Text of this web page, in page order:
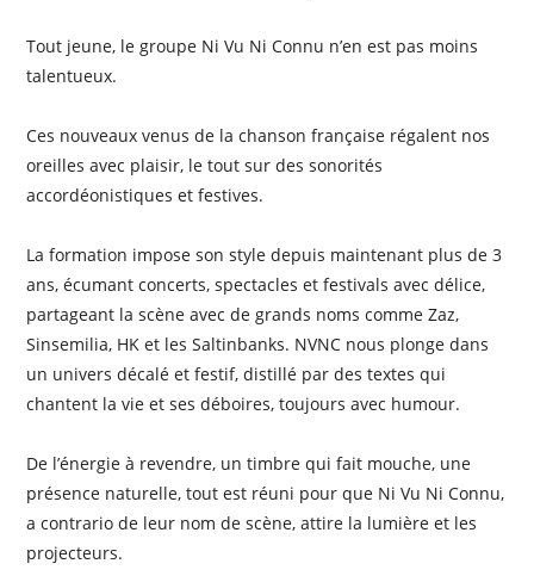
Tout jeune, le groupe Ni Vu Ni Connu n’en est pas moins
talentueux.
Ces nouveaux venus de la chanson française régalent nos
oreilles avec plaisir, le tout sur des sonorités
accordéonistiques et festives.
La formation impose son style depuis maintenant plus de 3
ans, écumant concerts, spectacles et festivals avec délice,
partageant la scène avec de grands noms comme Zaz,
Sinsemilia, HK et les Saltinbanks. NVNC nous plonge dans
un univers décalé et festif, distillé par des textes qui
chantent la vie et ses déboires, toujours avec humour.
De l’énergie à revendre, un timbre qui fait mouche, une
présence naturelle, tout est réuni pour que Ni Vu Ni Connu,
a contrario de leur nom de scène, attire la lumière et les
projecteurs.